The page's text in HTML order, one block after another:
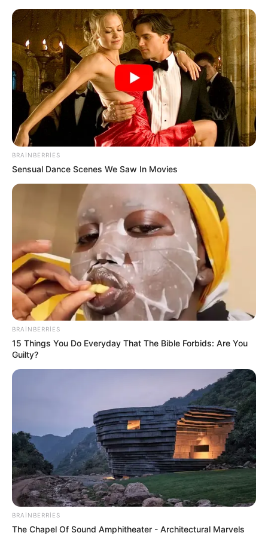
Zakir Həsənov Hava Döyüş
Komandanlığına tapşırıqlar
VİDEO
Azərbaycan-Gürcüstan sərhədində gərginlik: gürcü
polisi vətəndaşımıza ana söyüşü söyüb, döydü
11130 22.07.2019, 11:31
{banner_reklam1}
Gürcüstan-Azərbaycan sərhədində Azərbaycan
vətəndaşı gürcü polisləri tərəfindən döyülüb. Bu
BRAINBERRIES
Sensual Dance Scenes We Saw In Movies
BRAINBERRIES
15 Things You Do Everyday That The Bible Forbids: Are You
Guilty?
BRAINBERRIES
The Chapel Of Sound Amphitheater - Architectural Marvels